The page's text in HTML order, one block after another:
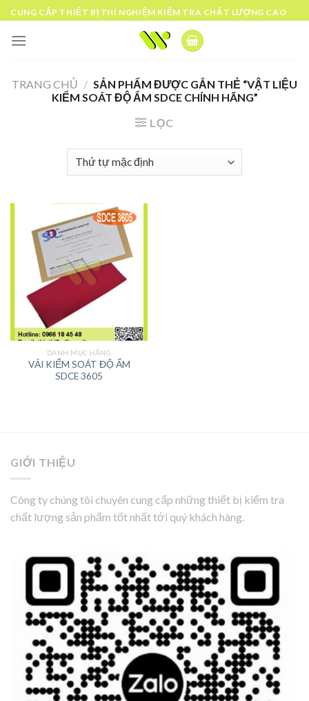
Skip
to
content
CUNG CẤP THIẾT BỊ THÍ NGHIỆM KIỂM TRA CHẤT LƯỢNG CAO
TRANG CHỦ / SẢN PHẨM ĐƯỢC GẮN THẺ “VẬT LIỆU
KIỂM SOÁT ĐỘ ẨM SDCE CHÍNH HÃNG”
LỌC
DANH MỤC HÃNG
VẢI KIỂM SOÁT ĐỘ ẨM
SDCE 3605
GIỚI THIỆU
Công ty chúng tôi chuyên cung cấp những thiết bị kiểm tra
chất lượng sản phẩm tốt nhất tới quý khách hàng.